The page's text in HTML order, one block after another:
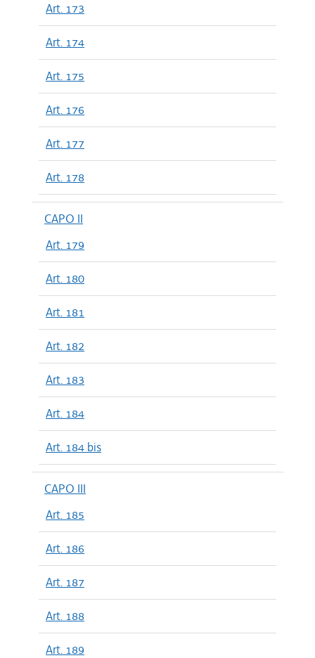
Art. 173
Art. 174
Art. 175
Art. 176
Art. 177
Art. 178
CAPO II
Art. 179
Art. 180
Art. 181
Art. 182
Art. 183
Art. 184
Art. 184 bis
CAPO III
Art. 185
Art. 186
Art. 187
Art. 188
Art. 189